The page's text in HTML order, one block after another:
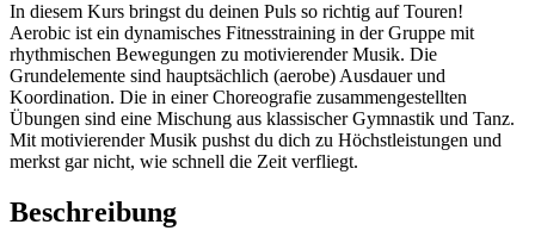
In diesem Kurs bringst du deinen Puls so richtig auf Touren!
Aerobic ist ein dynamisches Fitnesstraining in der Gruppe mit
rhythmischen Bewegungen zu motivierender Musik. Die
Grundelemente sind hauptsächlich (aerobe) Ausdauer und
Koordination. Die in einer Choreografie zusammengestellten
Übungen sind eine Mischung aus klassischer Gymnastik und Tanz.
Mit motivierender Musik pushst du dich zu Höchstleistungen und
merkst gar nicht, wie schnell die Zeit verfliegt.
Beschreibung